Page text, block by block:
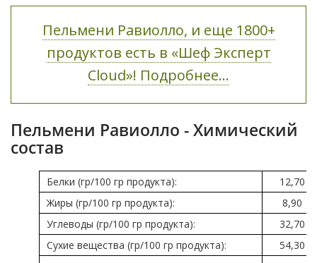
Пельмени Равиолло, и еще 1800+
продуктов есть в «Шеф Эксперт
Cloud»! Подробнее...
Пельмени Равиолло - Химический
состав
Белки (гр/100 гр продукта):
12,70
Жиры (гр/100 гр продукта):
8,90
Углеводы (гр/100 гр продукта):
32,70
Сухие вещества (гр/100 гр продукта):
54,30